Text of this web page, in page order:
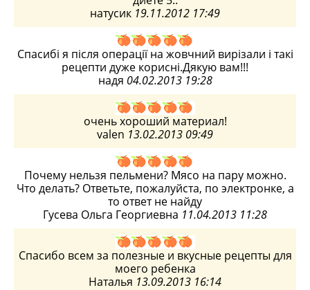
натусик 19.11.2012 17:49
Спасибі я після операції на жовчний вирізали і такі
рецепти дуже корисні.Дякую вам!!!
надя 04.02.2013 19:28
очень хороший материал!
valen 13.02.2013 09:49
Почему нельзя пельмени? Мясо на пару можно.
Что делать? Ответьте, пожалуйста, по электронке, а
то ответ не найду
Гусева Ольга Георгиевна 11.04.2013 11:28
Спасибо всем за полезные и вкусные рецепты для
моего ребенка
Наталья 13.09.2013 16:14